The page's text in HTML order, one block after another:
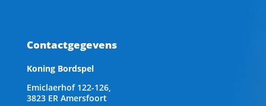
Contactgegevens
Koning Bordspel
Emiclaerhof 122-126,
3823 ER Amersfoort